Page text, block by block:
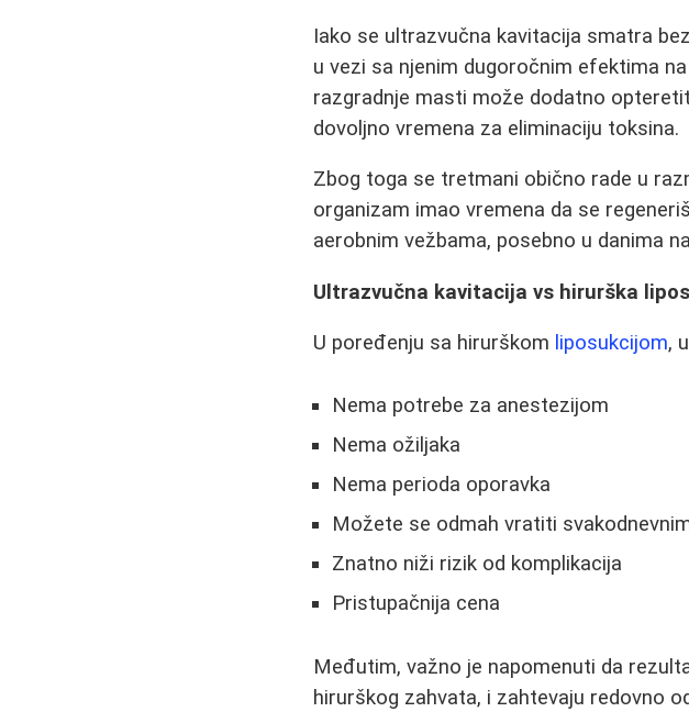
Iako se ultrazvučna kavitacija smatra
u vezi sa njenim dugoročnim efektima
razgradnje masti može dodatno
dovoljno vremena za eliminaciju toksina.
Zbog toga se tretmani obično rade u
organizam imao vremena da se
aerobnim vežbama, posebno u danima
Ultrazvučna kavitacija vs hirurška
U poređenju sa hirurškom liposukcijom,
Nema potrebe za anestezijom
Nema ožiljaka
Nema perioda oporavka
Možete se odmah vratiti
Znatno niži rizik od komplikacija
Pristupačnija cena
Međutim, važno je napomenuti da
hirurškog zahvata, i zahtevaju redovno